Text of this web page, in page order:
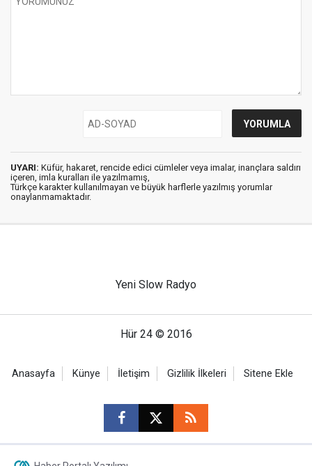
UYARI: Küfür, hakaret, rencide edici cümleler veya imalar, inançlara saldırı
içeren, imla kuralları ile yazılmamış,
Türkçe karakter kullanılmayan ve büyük harflerle yazılmış yorumlar
onaylanmamaktadır.
Yeni Slow Radyo
Hür 24 © 2016
Anasayfa Künye İletişim Gizlilik İlkeleri Sitene Ekle